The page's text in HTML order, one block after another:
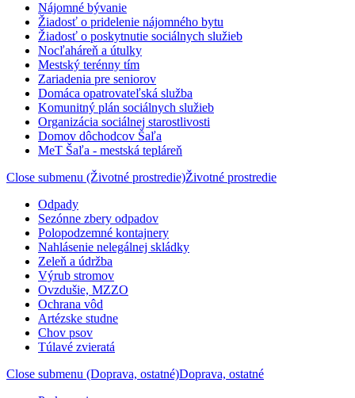
Nájomné bývanie
Žiadosť o pridelenie nájomného bytu
Žiadosť o poskytnutie sociálnych služieb
Nocľaháreň a útulky
Mestský terénny tím
Zariadenia pre seniorov
Domáca opatrovateľská služba
Komunitný plán sociálnych služieb
Organizácia sociálnej starostlivosti
Domov dôchodcov Šaľa
MeT Šaľa - mestská tepláreň
Close submenu (Životné prostredie)Životné prostredie
Odpady
Sezónne zbery odpadov
Polopodzemné kontajnery
Nahlásenie nelegálnej skládky
Zeleň a údržba
Výrub stromov
Ovzdušie, MZZO
Ochrana vôd
Artézske studne
Chov psov
Túlavé zvieratá
Close submenu (Doprava, ostatné)Doprava, ostatné